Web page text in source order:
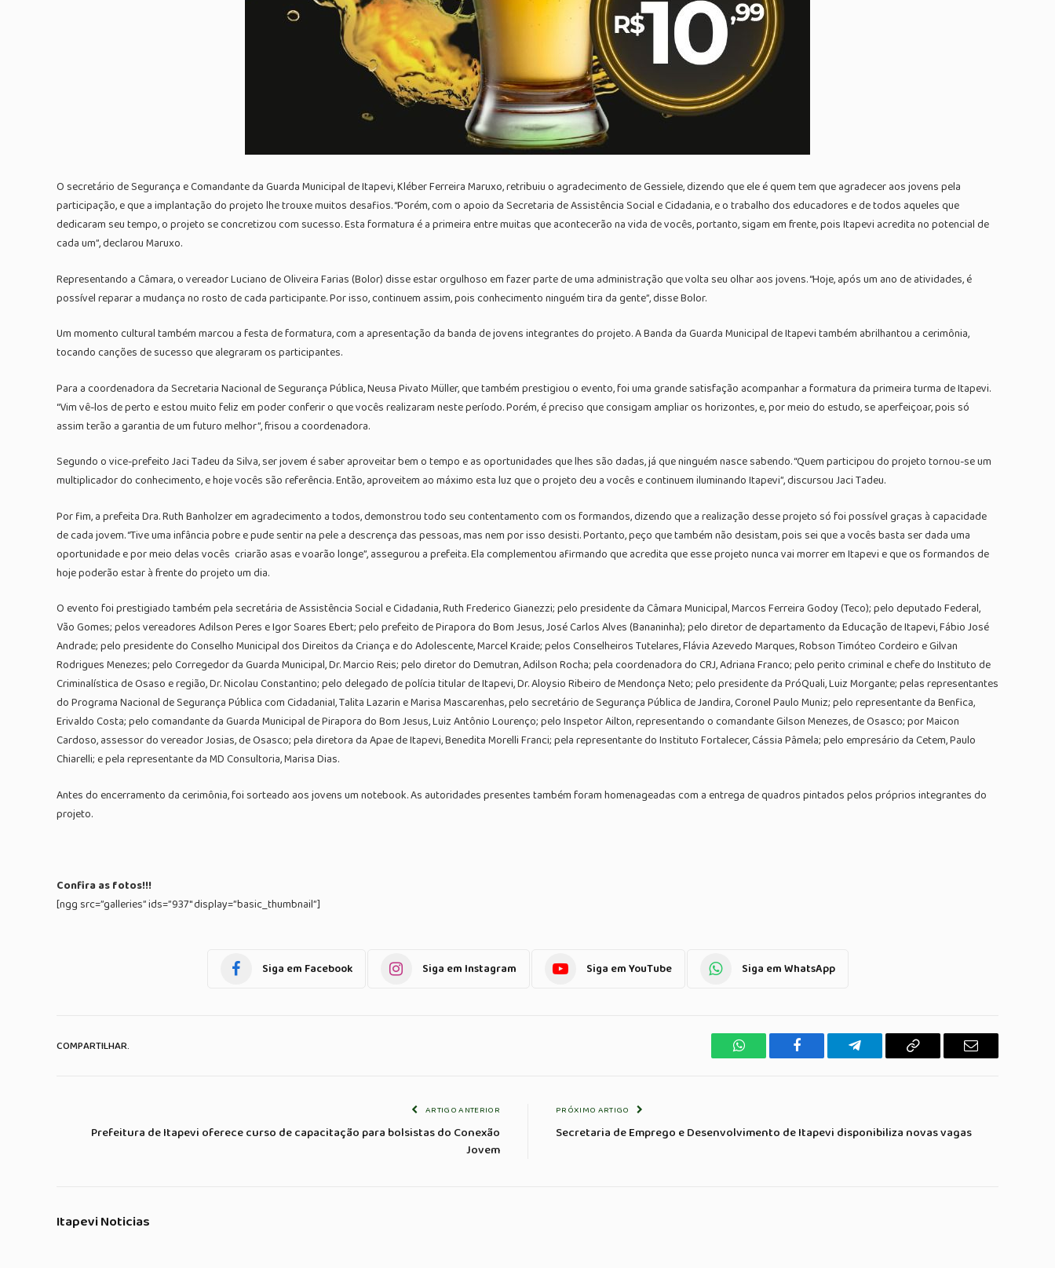
O secretário de Segurança e Comandante da Guarda Municipal de Itapevi, Kléber Ferreira Maruxo, retribuiu o agradecimento de Gessiele, dizendo que ele é quem tem que agradecer aos jovens pela
participação, e que a implantação do projeto lhe trouxe muitos desafios. “Porém, com o apoio da Secretaria de Assistência Social e Cidadania, e o trabalho dos educadores e de todos aqueles que
dedicaram seu tempo, o projeto se concretizou com sucesso. Esta formatura é a primeira entre muitas que acontecerão na vida de vocês, portanto, sigam em frente, pois Itapevi acredita no potencial de
cada um”, declarou Maruxo.
Representando a Câmara, o vereador Luciano de Oliveira Farias (Bolor) disse estar orgulhoso em fazer parte de uma administração que volta seu olhar aos jovens. “Hoje, após um ano de atividades, é
possível reparar a mudança no rosto de cada participante. Por isso, continuem assim, pois conhecimento ninguém tira da gente”, disse Bolor.
Um momento cultural também marcou a festa de formatura, com a apresentação da banda de jovens integrantes do projeto. A Banda da Guarda Municipal de Itapevi também abrilhantou a cerimônia,
tocando canções de sucesso que alegraram os participantes.
Para a coordenadora da Secretaria Nacional de Segurança Pública, Neusa Pivato Müller, que também prestigiou o evento, foi uma grande satisfação acompanhar a formatura da primeira turma de Itapevi.
“Vim vê-los de perto e estou muito feliz em poder conferir o que vocês realizaram neste período. Porém, é preciso que consigam ampliar os horizontes, e, por meio do estudo, se aperfeiçoar, pois só
assim terão a garantia de um futuro melhor”, frisou a coordenadora.
Segundo o vice-prefeito Jaci Tadeu da Silva, ser jovem é saber aproveitar bem o tempo e as oportunidades que lhes são dadas, já que ninguém nasce sabendo. “Quem participou do projeto tornou-se um
multiplicador do conhecimento, e hoje vocês são referência. Então, aproveitem ao máximo esta luz que o projeto deu a vocês e continuem iluminando Itapevi”, discursou Jaci Tadeu.
Por fim, a prefeita Dra. Ruth Banholzer em agradecimento a todos, demonstrou todo seu contentamento com os formandos, dizendo que a realização desse projeto só foi possível graças à capacidade
de cada jovem. “Tive uma infância pobre e pude sentir na pele a descrença das pessoas, mas nem por isso desisti. Portanto, peço que também não desistam, pois sei que a vocês basta ser dada uma
oportunidade e por meio delas vocês criarão asas e voarão longe”, assegurou a prefeita. Ela complementou afirmando que acredita que esse projeto nunca vai morrer em Itapevi e que os formandos de
hoje poderão estar à frente do projeto um dia.
O evento foi prestigiado também pela secretária de Assistência Social e Cidadania, Ruth Frederico Gianezzi; pelo presidente da Câmara Municipal, Marcos Ferreira Godoy (Teco); pelo deputado Federal,
Vão Gomes; pelos vereadores Adilson Peres e Igor Soares Ebert; pelo prefeito de Pirapora do Bom Jesus, José Carlos Alves (Bananinha); pelo diretor de departamento da Educação de Itapevi, Fábio José
Andrade; pelo presidente do Conselho Municipal dos Direitos da Criança e do Adolescente, Marcel Kraide; pelos Conselheiros Tutelares, Flávia Azevedo Marques, Robson Timóteo Cordeiro e Gilvan
Rodrigues Menezes; pelo Corregedor da Guarda Municipal, Dr. Marcio Reis; pelo diretor do Demutran, Adilson Rocha; pela coordenadora do CRJ, Adriana Franco; pelo perito criminal e chefe do Instituto de
Criminalística de Osaso e região, Dr. Nicolau Constantino; pelo delegado de polícia titular de Itapevi, Dr. Aloysio Ribeiro de Mendonça Neto; pelo presidente da PróQuali, Luiz Morgante; pelas representantes
do Programa Nacional de Segurança Pública com CidadaniaI, Talita Lazarin e Marisa Mascarenhas, pelo secretário de Segurança Pública de Jandira, Coronel Paulo Muniz; pelo representante da Benfica,
Erivaldo Costa; pelo comandante da Guarda Municipal de Pirapora do Bom Jesus, Luiz Antônio Lourenço; pelo Inspetor Ailton, representando o comandante Gilson Menezes, de Osasco; por Maicon
Cardoso, assessor do vereador Josias, de Osasco; pela diretora da Apae de Itapevi, Benedita Morelli Franci; pela representante do Instituto Fortalecer, Cássia Pâmela; pelo empresário da Cetem, Paulo
Chiarelli; e pela representante da MD Consultoria, Marisa Dias.
Antes do encerramento da cerimônia, foi sorteado aos jovens um notebook. As autoridades presentes também foram homenageadas com a entrega de quadros pintados pelos próprios integrantes do
projeto.
Confira as fotos!!!
[ngg src=”galleries” ids=”937″ display=”basic_thumbnail”]
Siga em Facebook Siga em Instagram Siga em YouTube Siga em WhatsApp
COMPARTILHAR.
WhatsAppFacebook TelegramaCopiar
E-
ARTIGO ANTERIOR
Prefeitura de Itapevi oferece curso de capacitação para bolsistas do Conexão
Jovem
PRÓXIMO ARTIGO
Secretaria de Emprego e Desenvolvimento de Itapevi disponibiliza novas vagas
Itapevi Noticias